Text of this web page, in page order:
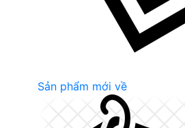
Sản phẩm mới về